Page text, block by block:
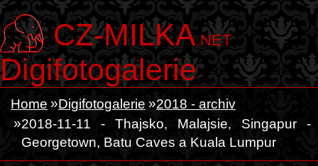
CZ-MILKA.NET
Digifotogalerie
Home Digifotogalerie
2018 - archiv
2018-11-11 - Thajsko, Malajsie, Singapur -
Georgetown, Batu Caves a Kuala Lumpur